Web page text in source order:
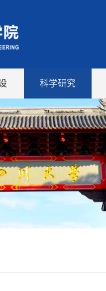
科学研究